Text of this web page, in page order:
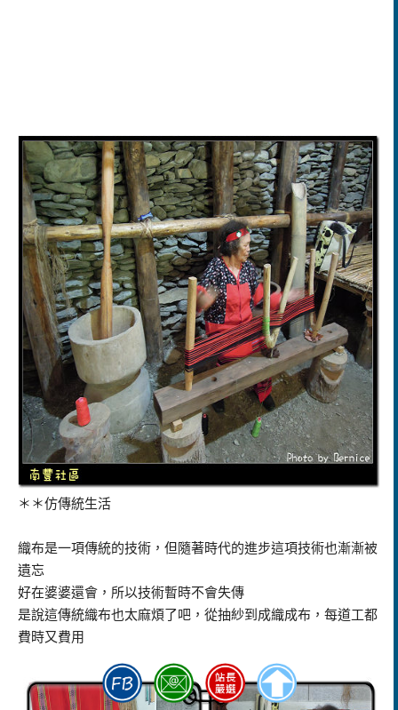
＊＊仿傳統生活
織布是一項傳統的技術，但隨著時代的進步這項技術也漸漸被
遺忘
好在婆婆還會，所以技術暫時不會失傳
是說這傳統織布也太麻煩了吧，從抽紗到成織成布，每道工都
費時又費用